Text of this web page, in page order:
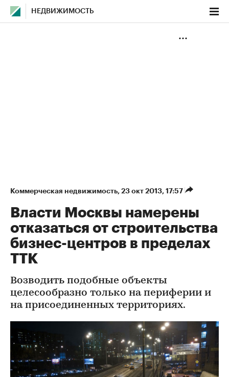
НЕДВИЖИМОСТЬ
Коммерческая недвижимость⁠, 23 окт 2013, 17:57
Власти Москвы намерены
отказаться от строительства
бизнес-центров в пределах
ТТК
Возводить подобные объекты
целесообразно только на периферии и
на присоединенных территориях.